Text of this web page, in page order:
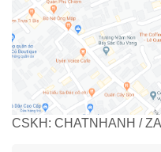
CSKH: CHATNHANH /